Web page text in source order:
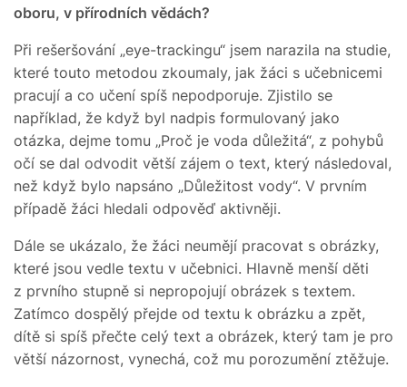
oboru, v přírodních vědách?
Při rešeršování „eye-trackingu“ jsem narazila na studie,
které touto metodou zkoumaly, jak žáci s učebnicemi
pracují a co učení spíš nepodporuje. Zjistilo se
například, že když byl nadpis formulovaný jako
otázka, dejme tomu „Proč je voda důležitá“, z pohybů
očí se dal odvodit větší zájem o text, který následoval,
než když bylo napsáno „Důležitost vody“. V prvním
případě žáci hledali odpověď aktivněji.
Dále se ukázalo, že žáci neumějí pracovat s obrázky,
které jsou vedle textu v učebnici. Hlavně menší děti
z prvního stupně si nepropojují obrázek s textem.
Zatímco dospělý přejde od textu k obrázku a zpět,
dítě si spíš přečte celý text a obrázek, který tam je pro
větší názornost, vynechá, což mu porozumění ztěžuje.